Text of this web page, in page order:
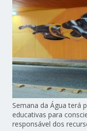
Semana da Água terá
educativas para
responsável dos